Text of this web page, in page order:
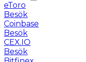
eToro
Besök
Coinbase
Besök
CEX.IO
Besök